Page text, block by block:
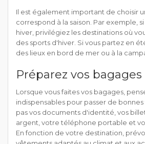
Il est également important de choisir
correspond à la saison. Par exemple,
hiver, privilégiez les destinations où
des sports d'hiver. Si vous partez en
des lieux en bord de mer ou à la
Préparez vos bagages
Lorsque vous faites vos bagages,
indispensables pour passer de
pas vos documents d'identité, vos
argent, votre téléphone portable et
En fonction de votre destination,